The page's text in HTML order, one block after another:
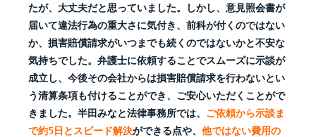
たが、大丈夫だと思っていました。しかし、意見照会書が
届いて違法行為の重大さに気付き、前科が付くのではない
か、損害賠償請求がいつまでも続くのではないかと不安な
気持ちでした。弁護士に依頼することでスムーズに示談が
成立し、今後その会社からは損害賠償請求を行わないとい
う清算条項も付けることができ、ご安心いただくことがで
きました。半田みなと法律事務所では、 ご依頼から示談ま
で約5日とスピード解決ができる点や、 他ではない費用の